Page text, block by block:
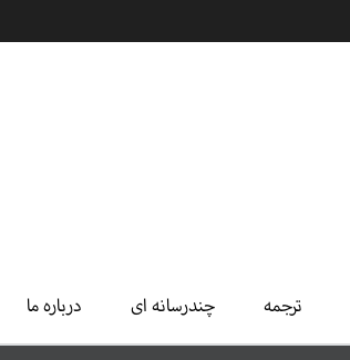
ترجمه چندرسانه ای درباره ما